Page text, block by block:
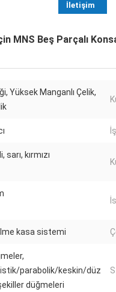
İletişim
MNS Beş Parçalı
Yüksek Manganlı Çelik,
sarı, kırmızı
kasa sistemi
parabolik/keskin/düz
düğmeleri